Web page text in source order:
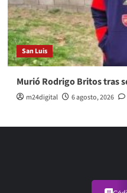
San Luis
Murió Rodrigo Britos tras
m24digital 6 agosto, 2026